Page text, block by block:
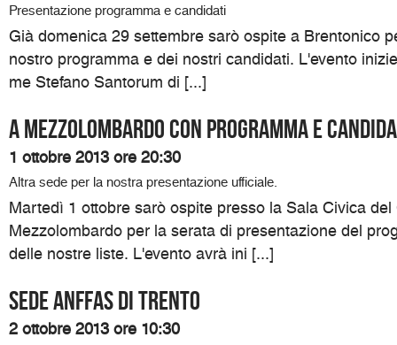
Presentazione programma e candidati
Già domenica 29 settembre sarò ospite a Brentonico
nostro programma e dei nostri candidati. L'evento
me Stefano Santorum di [...]
A Mezzolombardo con programma e
1 ottobre 2013 ore 20:30
Altra sede per la nostra presentazione ufficiale.
Martedì 1 ottobre sarò ospite presso la Sala Civica del
Mezzolombardo per la serata di presentazione del
delle nostre liste. L'evento avrà ini [...]
Sede ANFFAS di Trento
2 ottobre 2013 ore 10:30